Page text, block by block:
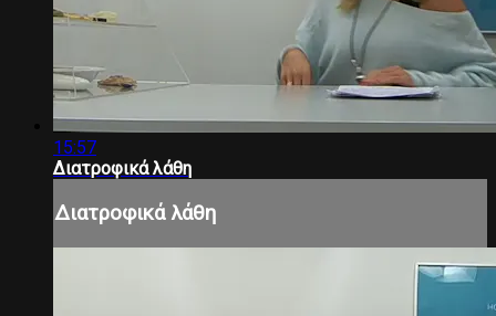
15:57
Διατροφικά λάθη
Διατροφικά λάθη